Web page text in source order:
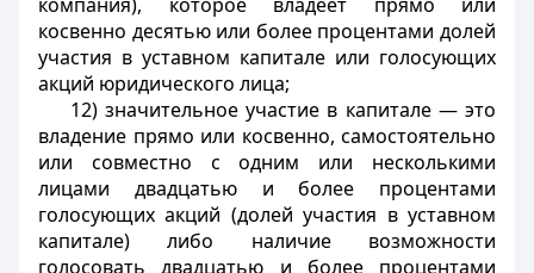
косвенно десятью или более процентами долей
участия в уставном капитале или голосующих
акций юридического лица;
12) значительное участие в капитале — это
владение прямо или косвенно, самостоятельно
или совместно с одним или несколькими
лицами двадцатью и более процентами
голосующих акций (долей участия в уставном
капитале) либо наличие возможности
голосовать двадцатью и более процентами